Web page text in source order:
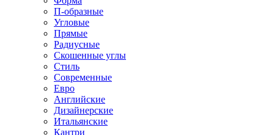
П-образные
Угловые
Прямые
Радиусные
Скошенные углы
Стиль
Современные
Евро
Английские
Дизайнерские
Итальянские
Кантри